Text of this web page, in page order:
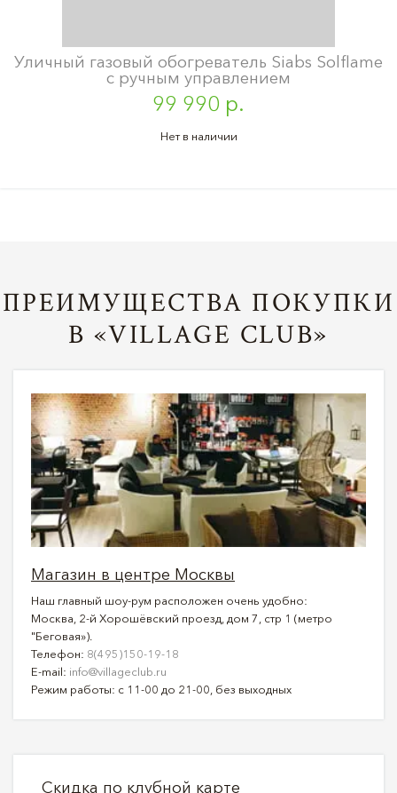
Уличный газовый обогреватель Siabs Solflame
с ручным управлением
99 990 р.
Нет в наличии
ПРЕИМУЩЕСТВА ПОКУПКИ
В «VILLAGE CLUB»
Магазин в центре Москвы
Наш главный шоу-рум расположен очень удобно:
Москва, 2-й Хорошёвский проезд, дом 7, стр 1 (метро
"Беговая»).
Телефон: 8(495)150-19-18
E-mail: info@villageclub.ru
Режим работы: с 11-00 до 21-00, без выходных
Скидка по клубной карте